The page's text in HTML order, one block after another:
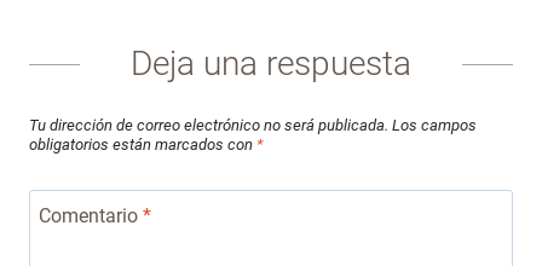
Deja una respuesta
Tu dirección de correo electrónico no será publicada. Los campos
obligatorios están marcados con *
Comentario *